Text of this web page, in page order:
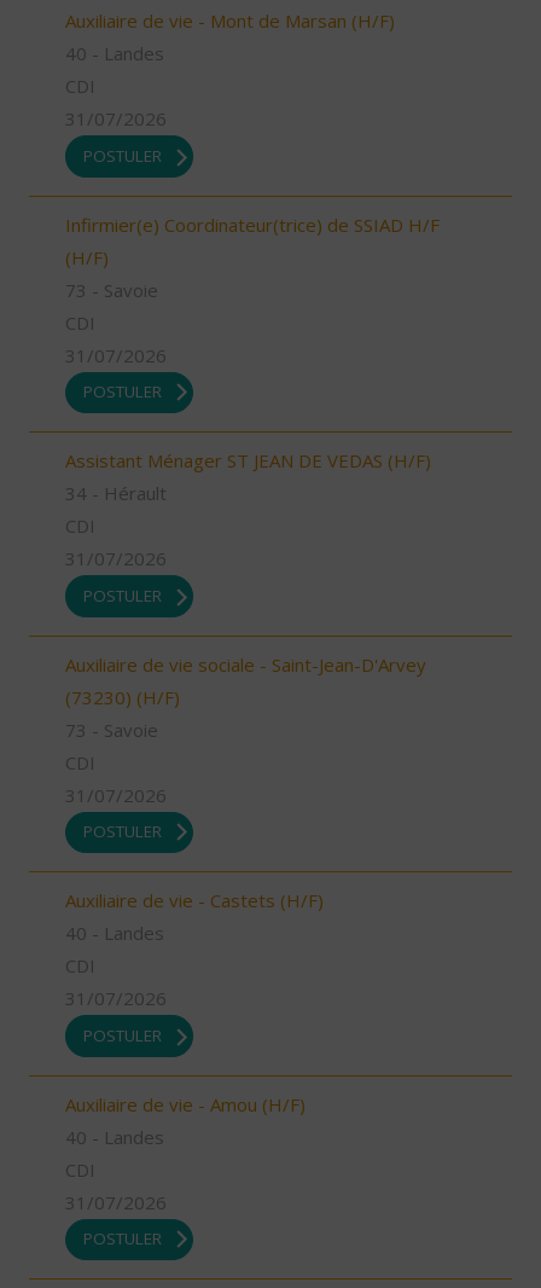
Auxiliaire de vie - Mont de Marsan (H/F)
40 - Landes
CDI
31/07/2026
POSTULER
Infirmier(e) Coordinateur(trice) de SSIAD H/F
(H/F)
73 - Savoie
CDI
31/07/2026
POSTULER
Assistant Ménager ST JEAN DE VEDAS (H/F)
34 - Hérault
CDI
31/07/2026
POSTULER
Auxiliaire de vie sociale - Saint-Jean-D'Arvey
(73230) (H/F)
73 - Savoie
CDI
31/07/2026
POSTULER
Auxiliaire de vie - Castets (H/F)
40 - Landes
CDI
31/07/2026
POSTULER
Auxiliaire de vie - Amou (H/F)
40 - Landes
CDI
31/07/2026
POSTULER